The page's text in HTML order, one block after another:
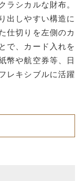
ラシカルな財布。
出しやすい構造に
仕切りを左側のカ
で、カード入れを
幣や航空券等、日
レキシブルに活躍